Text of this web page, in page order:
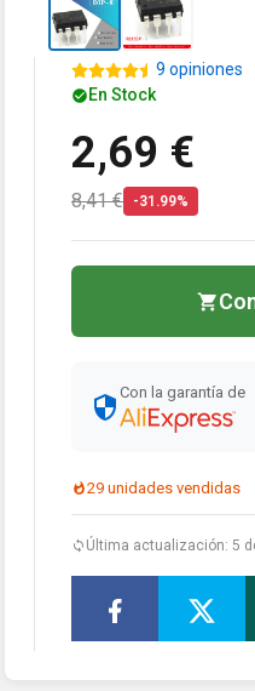
9 opiniones
En Stock
2,69 €
8,41 € -31.99%
Con la garantía de
29 unidades vendidas
Última actualización: 5